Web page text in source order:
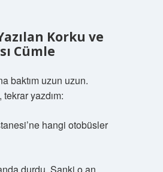
Korku ve
Cümle
baktım uzun uzun.
yazdım:
hangi otobüsler